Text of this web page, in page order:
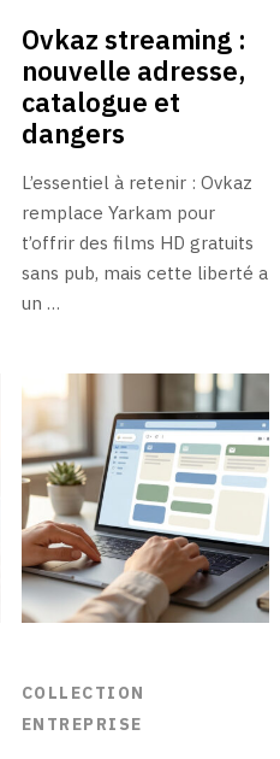
Ovkaz streaming :
nouvelle adresse,
catalogue et
dangers
L’essentiel à retenir : Ovkaz
remplace Yarkam pour
t’offrir des films HD gratuits
sans pub, mais cette liberté a
un …
COLLECTION
ENTREPRISE